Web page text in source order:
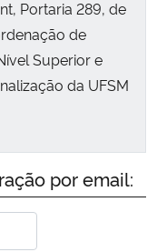
Portaria 289, de
de
Superior e
da UFSM
por email: